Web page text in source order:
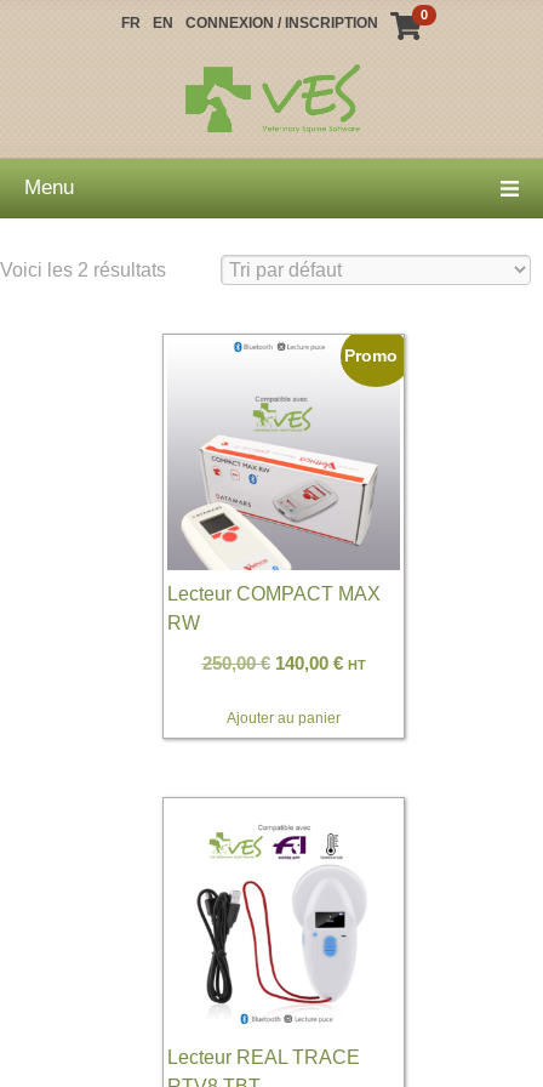
FR EN CONNEXION / INSCRIPTION 0
Menu
Voici les 2 résultats
Promo !
Lecteur COMPACT MAX
RW
250,00€ 140,00 € HT
Ajouter au panier
Lecteur REAL TRACE